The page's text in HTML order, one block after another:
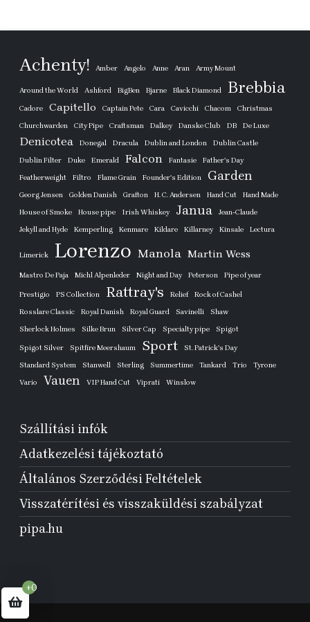
Achenty! Amber Angelo Anne Aran Army Mount
Around the World Ashford BigBen Bjarne Black Diamond Brebbia
Cadore Capitello Captain Pete Cara Cavicchi Chacom
Christmas
Churchwarden
City Pipe Craftsman Dalkey Danske Club DB De Luxe
Denicotea Donegal Dracula Dublin and London
Dublin Castle
Dublin Filter
Duke Emerald Falcon Fantasie
Father's Day
Featherweight
Filtro Flame Grain Founder's Edition Garden
Georg Jensen Golden Danish Grafton H. C. Andersen Hand Cut
Hand Made
House of Smoke
House pipe Irish Whiskey Janua
Jean-Claude
Jekyll and Hyde
Kemperling Kenmare Kildare Killarney Kinsale Lectura
Limerick Lorenzo Manola Martin Wess
Mastro De Paja Michl Alpenleder Night and Day Peterson Pipe of year
Prestigio PS Collection Rattray's Relief
Rock of Cashel
Rosslare Classic
Royal Danish Royal Guard Savinelli
Shaw
Sherlock Holmes
Silke Brun Silver Cap Specialty pipe Spigot
Spigot Silver Spitfire Meershaum Sport
St. Patrick's Day
Standard System
Stanwell Sterling Summertime Tankard Trio
Tyrone
Vario
Vauen VIP Hand Cut Viprati Winslow
Szállítási infók
Adatkezelési tájékoztató
Általános Szerződési Feltételek
Visszatérítési és visszaküldési szabályzat
pipa.hu
+0